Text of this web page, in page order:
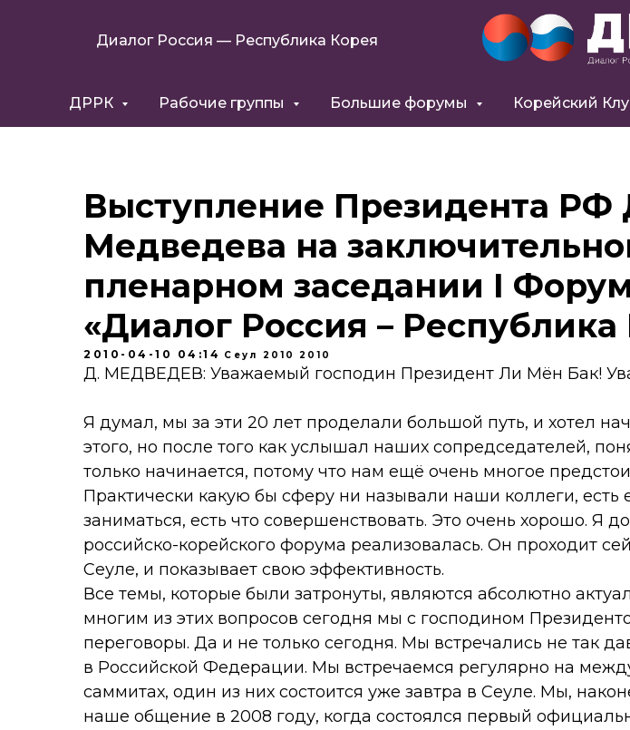
Диалог Россия — Республика Корея
ДРРК Рабочие группы Большие форумы Корейский
Выступление Президента РФ
Медведева на
пленарном заседании I
«Диалог Россия – Республика
2010-04-10 04:14 Сеул 2010 2010
Д. МЕДВЕДЕВ: Уважаемый господин Президент Ли Мён Бак!
Я думал, мы за эти 20 лет проделали большой путь, и хотел
этого, но после того как услышал наших сопредседателей,
только начинается, потому что нам ещё очень многое
Практически какую бы сферу ни называли наши коллеги, есть
заниматься, есть что совершенствовать. Это очень хорошо. Я
российско-корейского форума реализовалась. Он проходит
Сеуле, и показывает свою эффективность.
Все темы, которые были затронуты, являются абсолютно
многим из этих вопросов сегодня мы с господином
переговоры. Да и не только сегодня. Мы встречались не так
в Российской Федерации. Мы встречаемся регулярно на
саммитах, один из них состоится уже завтра в Сеуле. Мы,
наше общение в 2008 году, когда состоялся первый